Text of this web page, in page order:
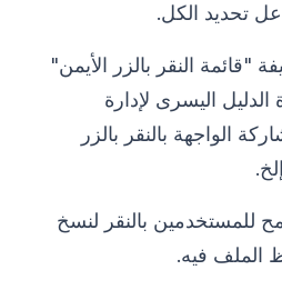
تحديد الكل.
النقر بالزر الأيمن"
اليسرى لإدارة
الواجهة بالنقر بالزر
للمستخدمين بالنقر لنسخ
الملف فيه.